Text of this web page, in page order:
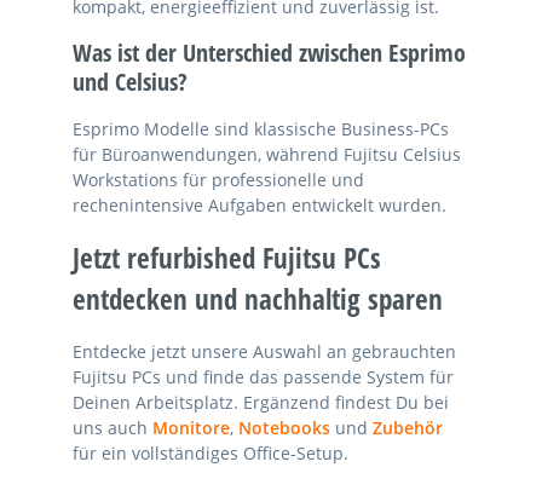
kompakt, energieeffizient und zuverlässig ist.
Was ist der Unterschied zwischen Esprimo
und Celsius?
Esprimo Modelle sind klassische Business-PCs
für Büroanwendungen, während Fujitsu Celsius
Workstations für professionelle und
rechenintensive Aufgaben entwickelt wurden.
Jetzt refurbished Fujitsu PCs
entdecken und nachhaltig sparen
Entdecke jetzt unsere Auswahl an gebrauchten
Fujitsu PCs und finde das passende System für
Deinen Arbeitsplatz. Ergänzend findest Du bei
uns auch Monitore, Notebooks und Zubehör
für ein vollständiges Office-Setup.